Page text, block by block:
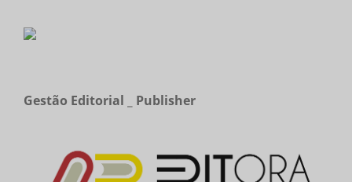
Gestão Editorial _ Publisher